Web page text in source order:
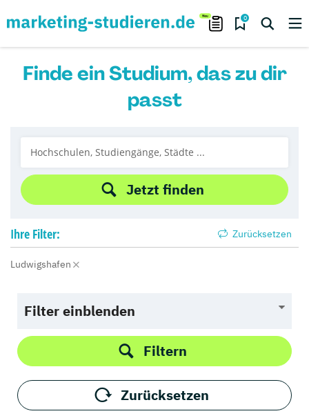
0
Finde ein Studium, das zu dir
passt
Jetzt finden
Ihre Filter: Zurücksetzen
Ludwigshafen
Filter einblenden
Filtern
Zurücksetzen